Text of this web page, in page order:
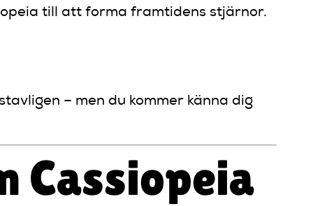
till att forma framtidens stjärnor.
– men du kommer känna dig
Cassiopeia